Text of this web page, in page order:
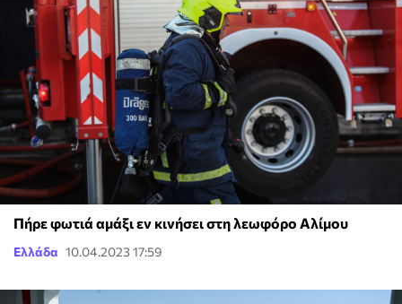
Πήρε φωτιά αμάξι εν κινήσει στη λεωφόρο Αλίμου
Ελλάδα 10.04.2023 17:59